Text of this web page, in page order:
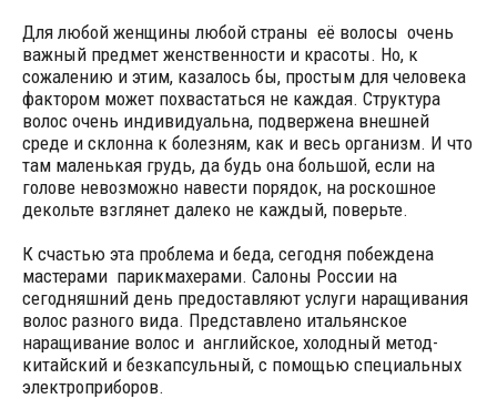
Для любой женщины любой страны её волосы очень
важный предмет женственности и красоты. Но, к
сожалению и этим, казалось бы, простым для человека
фактором может похвастаться не каждая. Структура
волос очень индивидуальна, подвержена внешней
среде и склонна к болезням, как и весь организм. И что
там маленькая грудь, да будь она большой, если на
голове невозможно навести порядок, на роскошное
декольте взглянет далеко не каждый, поверьте.
К счастью эта проблема и беда, сегодня побеждена
мастерами парикмахерами. Салоны России на
сегодняшний день предоставляют услуги наращивания
волос разного вида. Представлено итальянское
наращивание волос и английское, холодный метод-
китайский и безкапсульный, с помощью специальных
электроприборов.